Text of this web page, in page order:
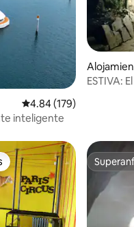
Calificación promedio:
4.84 (179)
inteligente
ESTIVA: